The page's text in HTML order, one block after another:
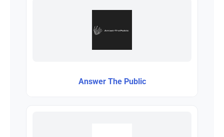
Answer The Public